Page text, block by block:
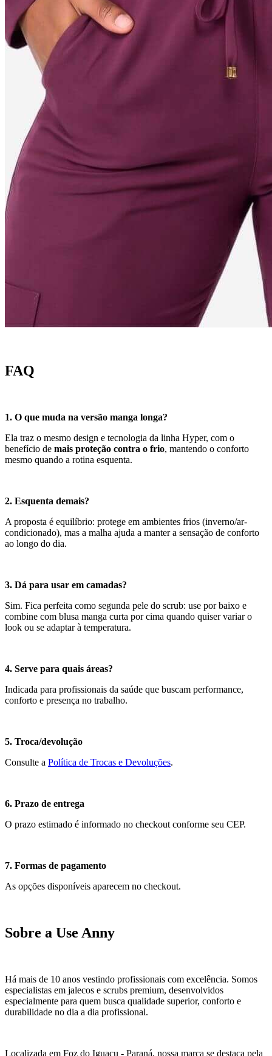
FAQ
1. O que muda na versão manga longa?
Ela traz o mesmo design e tecnologia da linha Hyper, com o
benefício de mais proteção contra o frio, mantendo o conforto
mesmo quando a rotina esquenta.
2. Esquenta demais?
A proposta é equilíbrio: protege em ambientes frios (inverno/ar-
condicionado), mas a malha ajuda a manter a sensação de conforto
ao longo do dia.
3. Dá para usar em camadas?
Sim. Fica perfeita como segunda pele do scrub: use por baixo e
combine com blusa manga curta por cima quando quiser variar o
look ou se adaptar à temperatura.
4. Serve para quais áreas?
Indicada para profissionais da saúde que buscam performance,
conforto e presença no trabalho.
5. Troca/devolução
Consulte a Política de Trocas e Devoluções.
6. Prazo de entrega
O prazo estimado é informado no checkout conforme seu CEP.
7. Formas de pagamento
As opções disponíveis aparecem no checkout.
Sobre a Use Anny
Há mais de 10 anos vestindo profissionais com excelência. Somos
especialistas em jalecos e scrubs premium, desenvolvidos
especialmente para quem busca qualidade superior, conforto e
durabilidade no dia a dia profissional.
Localizada em Foz do Iguaçu - Paraná, nossa marca se destaca pela